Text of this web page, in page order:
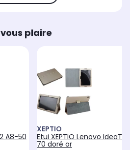
plaire
A8-50
XEPTIO
Etui XEPTIO Lenovo
70 doré or